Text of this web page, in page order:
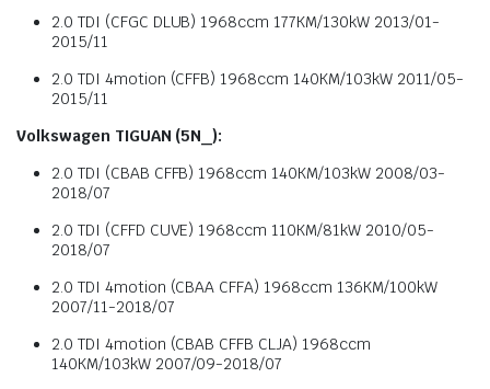
2.0 TDI (CFGC DLUB) 1968ccm 177KM/130kW 2013/01-
2015/11
2.0 TDI 4motion (CFFB) 1968ccm 140KM/103kW 2011/05-
2015/11
Volkswagen TIGUAN (5N_):
2.0 TDI (CBAB CFFB) 1968ccm 140KM/103kW 2008/03-
2018/07
2.0 TDI (CFFD CUVE) 1968ccm 110KM/81kW 2010/05-
2018/07
2.0 TDI 4motion (CBAA CFFA) 1968ccm 136KM/100kW
2007/11-2018/07
2.0 TDI 4motion (CBAB CFFB CLJA) 1968ccm
140KM/103kW 2007/09-2018/07